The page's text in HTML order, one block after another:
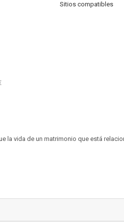
Sitios compatibles
la vida de un matrimonio que está